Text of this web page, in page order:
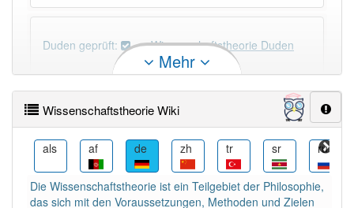
Duden geprüft: Wissenschaftstheorie Duden
×
Wörter, die mit "-ie" enden, haben fast immer
Artikel:die.
DER: 41Ausnahmen Beispiele
Mehr
Wissenschaftstheorie Wiki
als af de zh tr sr ru
Die Wissenschaftstheorie ist ein Teilgebiet der Philosophie,
das sich mit den Voraussetzungen, Methoden und Zielen